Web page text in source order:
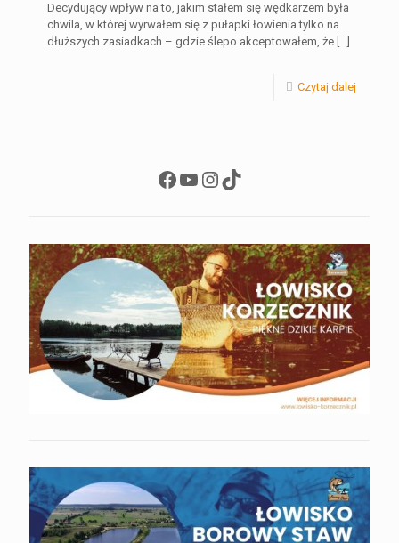
Decydujący wpływ na to, jakim stałem się wędkarzem była
chwila, w której wyrwałem się z pułapki łowienia tylko na
dłuższych zasiadkach – gdzie ślepo akceptowałem, że […]
Czytaj dalej
Facebook
YouTube
Instagram
TikTok